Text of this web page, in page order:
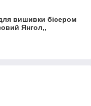
вишивки бісером
Янгол,,